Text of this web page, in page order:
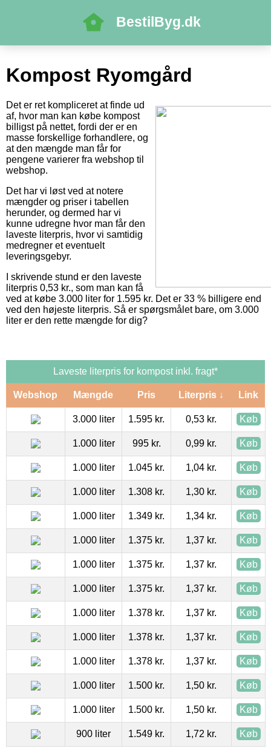
BestilByg.dk
Kompost Ryomgård
Det er ret kompliceret at finde ud
af, hvor man kan købe kompost
billigst på nettet, fordi der er en
masse forskellige forhandlere, og
at den mængde man får for
pengene varierer fra webshop til
webshop.
Det har vi løst ved at notere
mængder og priser i tabellen
herunder, og dermed har vi
kunne udregne hvor man får den
laveste literpris, hvor vi samtidig
medregner et eventuelt
leveringsgebyr.
I skrivende stund er den laveste
literpris 0,53 kr., som man kan få
ved at købe 3.000 liter for 1.595 kr. Det er 33 % billigere end
ved den højeste literpris. Så er spørgsmålet bare, om 3.000
liter er den rette mængde for dig?
Laveste literpris for kompost inkl. fragt*
Webshop Mængde Pris Literpris ↓ Link
3.000 liter 1.595 kr. 0,53 kr. Køb
1.000 liter 995 kr. 0,99 kr. Køb
1.000 liter 1.045 kr. 1,04 kr. Køb
1.000 liter 1.308 kr. 1,30 kr. Køb
1.000 liter 1.349 kr. 1,34 kr. Køb
1.000 liter 1.375 kr. 1,37 kr. Køb
1.000 liter 1.375 kr. 1,37 kr. Køb
1.000 liter 1.375 kr. 1,37 kr. Køb
1.000 liter 1.378 kr. 1,37 kr. Køb
1.000 liter 1.378 kr. 1,37 kr. Køb
1.000 liter 1.378 kr. 1,37 kr. Køb
1.000 liter 1.500 kr. 1,50 kr. Køb
1.000 liter 1.500 kr. 1,50 kr. Køb
900 liter 1.549 kr. 1,72 kr. Køb